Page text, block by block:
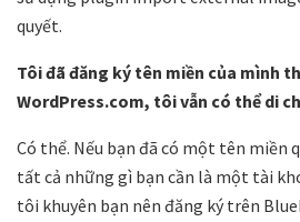
quyết.
Tôi đã đăng ký tên miền của mình
WordPress.com, tôi vẫn có thể di
Có thể. Nếu bạn đã có một tên miền
tất cả những gì bạn cần là một tài
tôi khuyên bạn nên đăng ký trên